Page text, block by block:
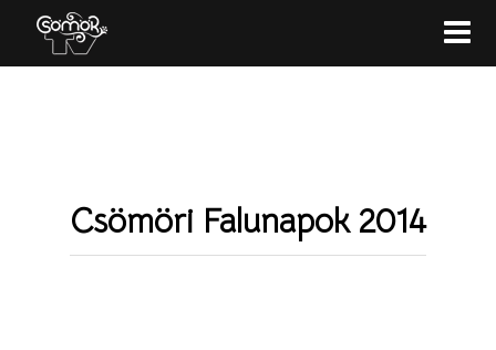
Toggle
Csömöri Falunapok 2014